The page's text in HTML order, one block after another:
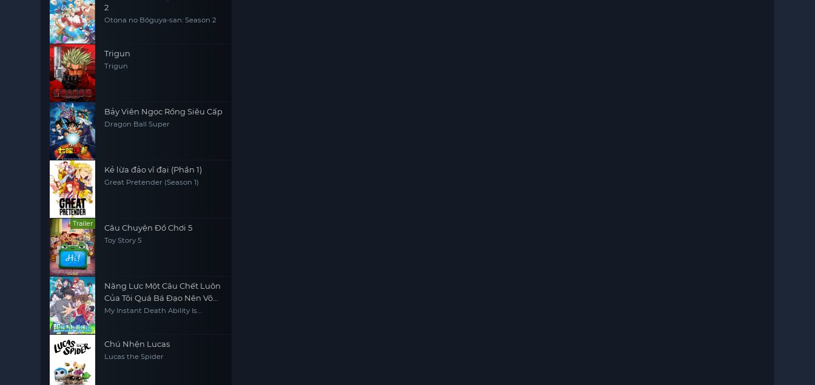
2
Otona no Bōguya-san: Season 2
Trigun
Trigun
Bảy Viên Ngọc Rồng Siêu Cấp
Dragon Ball Super
Kẻ lừa đảo vĩ đại (Phần 1)
Great Pretender (Season 1)
Trailer Câu Chuyện Đồ Chơi 5
Toy Story 5
Năng Lực Một Câu Chết Luôn
Của Tôi Quá Bá Đạo Nên Vô
Đối Ở Dị Giới
My Instant Death Ability Is
Chú Nhện Lucas
Lucas the Spider